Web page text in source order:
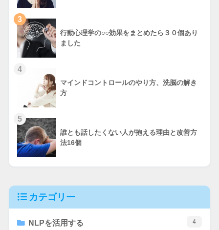
3
行動心理学の○○効果をまとめたら３０個あり
ました
4
マインドコントロールのやり方、洗脳の解き
方
5
誰とも話したくない人が抱える理由と改善方
法16個
カテゴリー
NLPを活用する 4